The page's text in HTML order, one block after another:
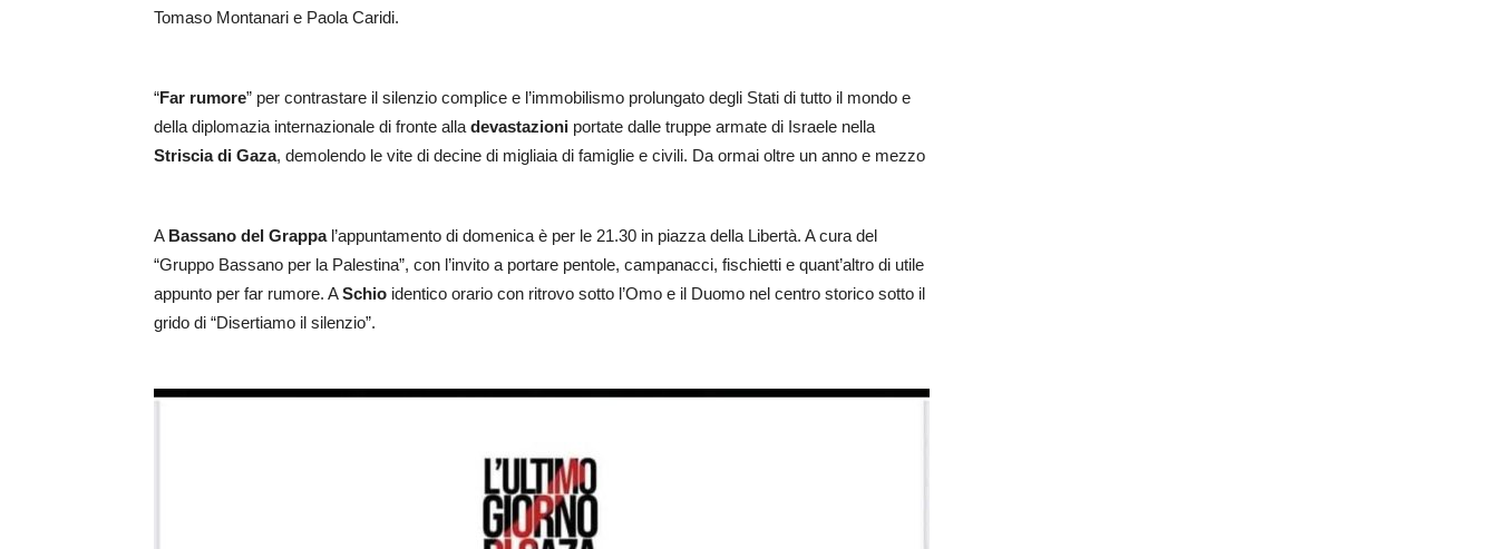
Tomaso Montanari e Paola Caridi.
“Far rumore” per contrastare il silenzio complice e l’immobilismo prolungato degli Stati di tutto il mondo e
della diplomazia internazionale di fronte alla devastazioni portate dalle truppe armate di Israele nella
Striscia di Gaza, demolendo le vite di decine di migliaia di famiglie e civili. Da ormai oltre un anno e mezzo
A Bassano del Grappal’appuntamento di domenica è per le 21.30 in piazza della Libertà. A cura del
“Gruppo Bassano per la Palestina”, con l’invito a portare pentole, campanacci, fischietti e quant’altro di utile
appunto per far rumore. ASchio identico orario con ritrovo sotto l’Omo e il Duomo nel centro storico sotto il
grido di “Disertiamo il silenzio”.